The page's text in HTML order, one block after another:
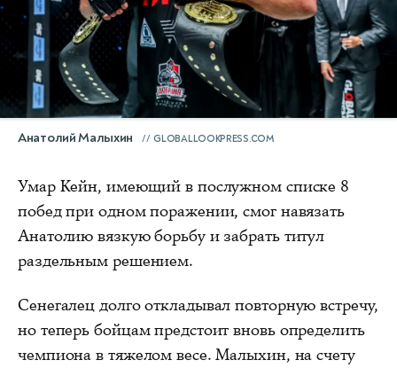
Анатолий Малыхин GLOBALLOOKPRESS.COM
Умар Кейн, имеющий в послужном списке 8
побед при одном поражении, смог навязать
Анатолию вязкую борьбу и забрать титул
раздельным решением.
Сенегалец долго откладывал повторную встречу,
но теперь бойцам предстоит вновь определить
чемпиона в тяжелом весе. Малыхин, на счету